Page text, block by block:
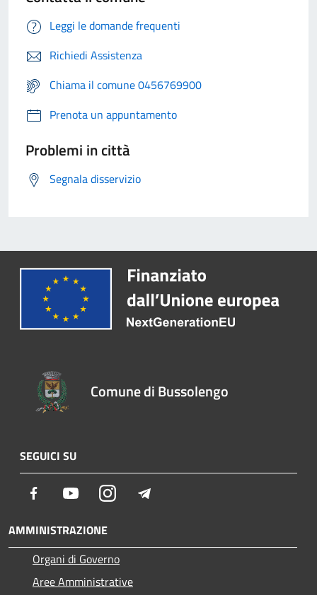
Leggi le domande frequenti
Richiedi Assistenza
Chiama il comune 0456769900
Prenota un appuntamento
Problemi in città
Segnala disservizio
Comune di Bussolengo
SEGUICI SU
Facebook YoutubeInstagram
AMMINISTRAZIONE
Organi di Governo
Aree Amministrative